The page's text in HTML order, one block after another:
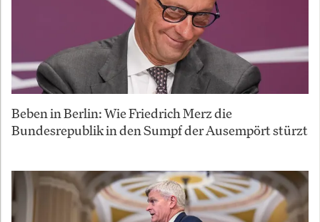
Beben in Berlin: Wie Friedrich Merz die
Bundesrepublik in den Sumpf der Ausempört stürzt